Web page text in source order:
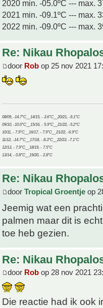
2020 min. -05.0ºC --- max.
2021 min. -09.1ºC --- max.
2022 min. -09.0ºC --- max.
Re: Nikau
door Rob op 25 nov 2021
08/09, -14.7°C__14/15, - 3.6°C__20/21, -9.1°C
09/10, -10.0°C__15/16, - 5.9°C__21/22, -5.2°C
10/11, - 7.9°C__16/17, - 7.9°C__21/22, -6.9°C
11/12, -14.7°C__17/18, - 8.3°C__22/23, -7.1°C
12/13, - 7.9°C__18/19, - 7.5°C
13/14, - 0.8°C__19/20, - 2.8°C
Re: Nikau
door Tropical Groentje op
Jeemig wat een
palmen maar dit is
toe heb gezien.
Re: Nikau
door Rob op 28 nov 2021
Die reactie had ik ook